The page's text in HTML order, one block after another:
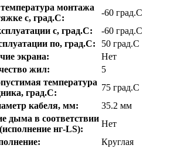
монтажа
с, град.C:
-60 град.C
с, град.C:
-60 град.C
по, град.C:
50 град.C
экрана:
Нет
жил:
5
температура
град.C:
75 град.C
кабеля, мм:
35.2 мм
дыма в соответствии
нг-LS):
Нет
Круглая